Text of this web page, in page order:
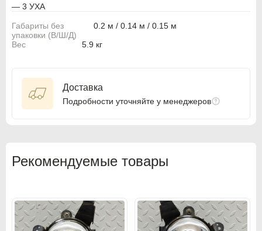
— 3 УХА
Габариты без
упаковки (В/Ш/Д)
0.2 м / 0.14 м / 0.15 м
Вес
5.9 кг
Доставка
Подробности уточняйте у менеджеров
Рекомендуемые товары
Buick
Chevrolet
Chrysler
Daewoo
Dodge
Buick
Chevrolet
Chrysler
Daewoo
Dodge